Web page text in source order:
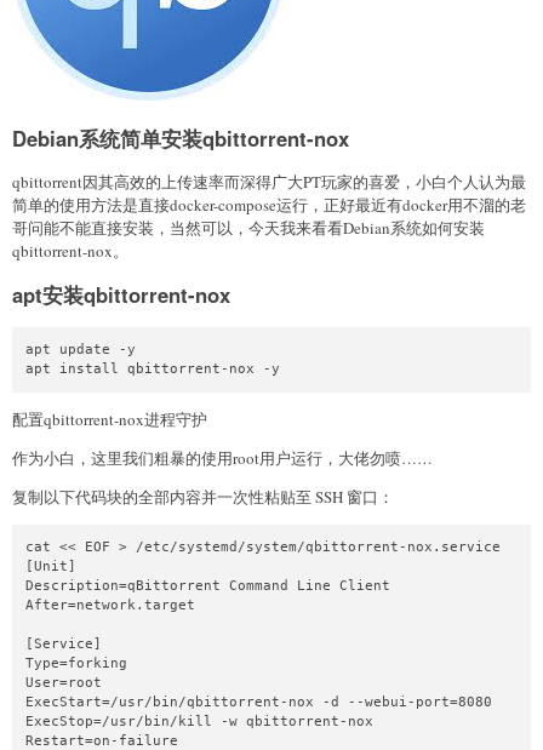
Debian系统简单安装qbittorrent-nox
qbittorrent因其高效的上传速率而深得广大PT玩家的喜爱，小白个人认为最
简单的使用方法是直接docker-compose运行，正好最近有docker用不溜的老
哥问能不能直接安装，当然可以，今天我来看看Debian系统如何安装
qbittorrent-nox。
apt安装qbittorrent-nox
apt update -y
apt install qbittorrent-nox -y
配置qbittorrent-nox进程守护
作为小白，这里我们粗暴的使用root用户运行，大佬勿喷……
复制以下代码块的全部内容并一次性粘贴至 SSH 窗口：
cat << EOF > /etc/systemd/system/qbittorrent-nox.service
[Unit]
Description=qBittorrent Command Line Client
After=network.target
[Service]
Type=forking
User=root
ExecStart=/usr/bin/qbittorrent-nox -d --webui-port=8080
ExecStop=/usr/bin/kill -w qbittorrent-nox
Restart=on-failure